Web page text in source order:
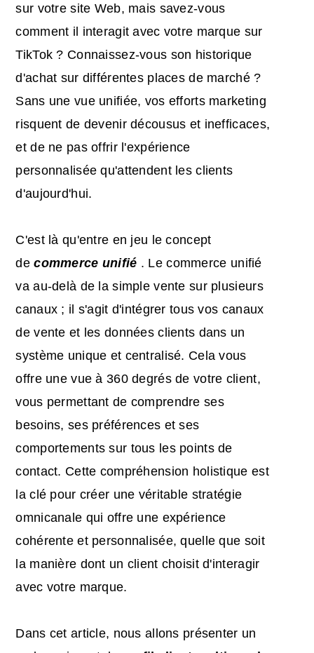
sur votre site Web, mais savez-vous
comment il interagit avec votre marque sur
TikTok ? Connaissez-vous son historique
d'achat sur différentes places de marché ?
Sans une vue unifiée, vos efforts marketing
risquent de devenir décousus et inefficaces,
et de ne pas offrir l'expérience
personnalisée qu'attendent les clients
d'aujourd'hui.
C'est là qu'entre en jeu le concept
decommerce unifié . Le commerce unifié
va au-delà de la simple vente sur plusieurs
canaux ; il s'agit d'intégrer tous vos canaux
de vente et les données clients dans un
système unique et centralisé. Cela vous
offre une vue à 360 degrés de votre client,
vous permettant de comprendre ses
besoins, ses préférences et ses
comportements sur tous les points de
contact. Cette compréhension holistique est
la clé pour créer une véritable stratégie
omnicanale qui offre une expérience
cohérente et personnalisée, quelle que soit
la manière dont un client choisit d'interagir
avec votre marque.
Dans cet article, nous allons présenter un